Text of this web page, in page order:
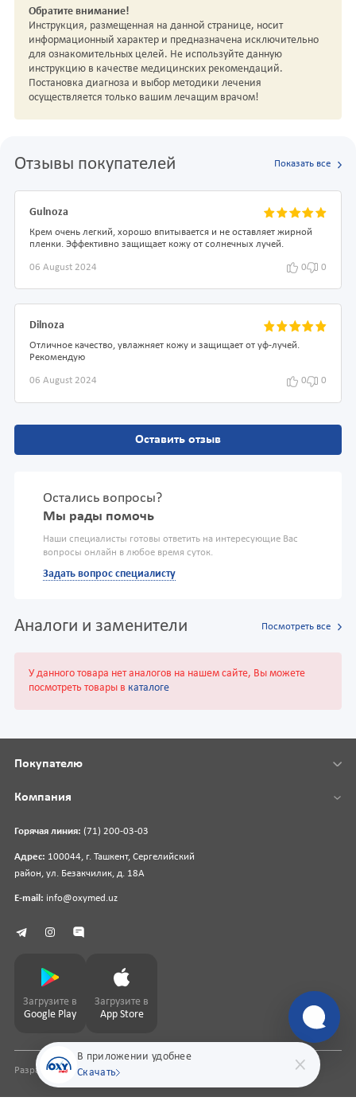
Обратите внимание!
Инструкция, размещенная на данной странице, носит
информационный характер и предназначена исключительно
для ознакомительных целей. Не используйте данную
инструкцию в качестве медицинских рекомендаций.
Постановка диагноза и выбор методики лечения
осуществляется только вашим лечащим врачом!
Отзывы покупателей Показать все
Gulnoza
Крем очень легкий, хорошо впитывается и не оставляет жирной
пленки. Эффективно защищает кожу от солнечных лучей.
06 August 2024 0 0
Dilnoza
Отличное качество, увлажняет кожу и защищает от уф-лучей.
Рекомендую
06 August 2024 0 0
Оставить отзыв
Остались вопросы?
Мы рады помочь
Наши специалисты готовы ответить на интересующие Вас
вопросы онлайн в любое время суток.
Задать вопрос специалисту
Аналоги и заменители Посмотреть все
У данного товара нет аналогов на нашем сайте, Вы можете
посмотреть товары в каталоге
В приложении удобнее
Скачать
Горячая линия: (71) 200-03-03
Адрес: 100044, г. Ташкент, Сергелийский
район, ул. Безакчилик, д. 18А
E-mail: info@oxymed.uz
Покупателю
Компания
Загрузите в
Google Play
Загрузите в
App Store
Разработка сайтаpharmit.uz